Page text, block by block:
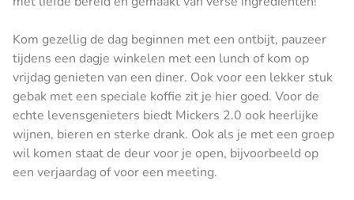
Kom gezellig de dag beginnen met een ontbijt, pauzeer
tijdens een dagje winkelen met een lunch of kom op
vrijdag genieten van een diner. Ook voor een lekker stuk
gebak met een speciale koffie zit je hier goed. Voor de
echte levensgenieters biedt Mickers 2.0 ook heerlijke
wijnen, bieren en sterke drank. Ook als je met een groep
wil komen staat de deur voor je open, bijvoorbeeld op
een verjaardag of voor een meeting.